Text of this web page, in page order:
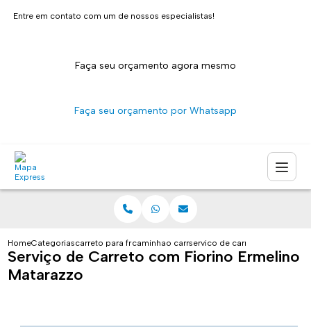
Entre em contato com um de nossos especialistas!
Faça seu orçamento agora mesmo
Faça seu orçamento por Whatsapp
HomeCategoriascarreto para fretescaminhao carreto sao pauloservico de carreto com fiorino
Serviço de Carreto com Fiorino Ermelino
Matarazzo